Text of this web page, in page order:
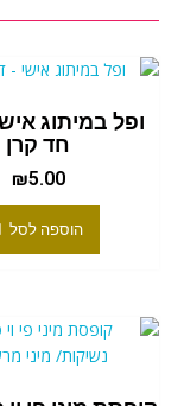
ופל במיתוג
חד קרן
₪5.00
הוספה לסל